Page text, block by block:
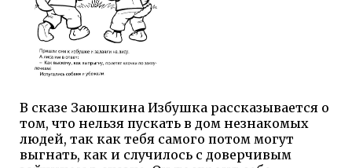
В сказе Заюшкина Избушка рассказывается о
том, что нельзя пускать в дом незнакомых
людей, так как тебя самого потом могут
выгнать, как и случилось с доверчивым